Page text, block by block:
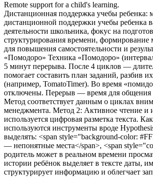
Remote support for a child's learning.
Дистанционная поддержка учебы
дистанционной поддержки учебы ребенка
деятельности школьника, фокус на
структурирования времени,
для повышения самостоятельности и
«Помодоро» Техника «Помодоро»
5 минут перерыва. После 4 циклов —
помогает составить план заданий, разбив
(например, TomatoTimer). Во время
отключены. Перерыв — время для общения
Метод соответствует данным о циклах
менеджмента. Метод 2: Активное чтение
используется цифровая разметка текста.
используются инструменты вроде
выделять: <span style="background-color:
— непонятные места</span>, <span
родитель может в реальном времени
истории ребёнок выделяет в тексте даты,
структурирует информацию и облегчает